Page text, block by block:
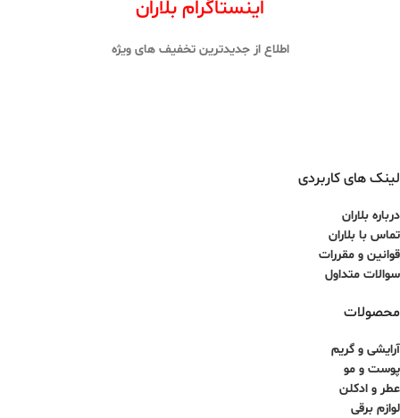
اینستاگرام بلاران
اطلاع از جدیدترین تخفیف های ویژه
لینک های کاربردی
درباره بلاران
تماس با بلاران
قوانین و مقررات
سوالات متداول
محصولات
آرایشی و گریم
پوست و مو
عطر و ادکلن
لوازم برقی